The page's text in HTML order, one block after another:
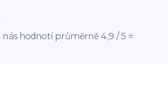
hodnotí průměrně 4,9 / 5 ⭐